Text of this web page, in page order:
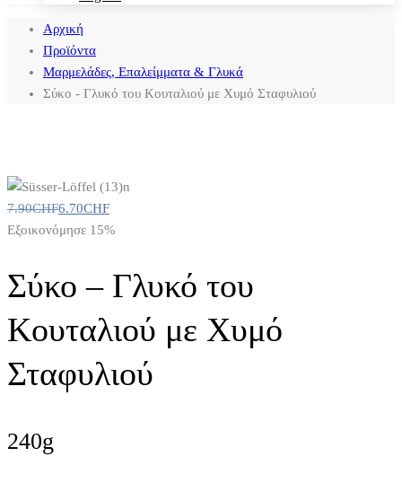
Αρχική
Προϊόντα
Μαρμελάδες, Επαλείμματα & Γλυκά
Σύκο - Γλυκό του Κουταλιού με Χυμό Σταφυλιού
7.90CHF6.70CHF
Εξοικονόμησε 15%
Σύκο – Γλυκό του
Κουταλιού με Χυμό
Σταφυλιού
240g